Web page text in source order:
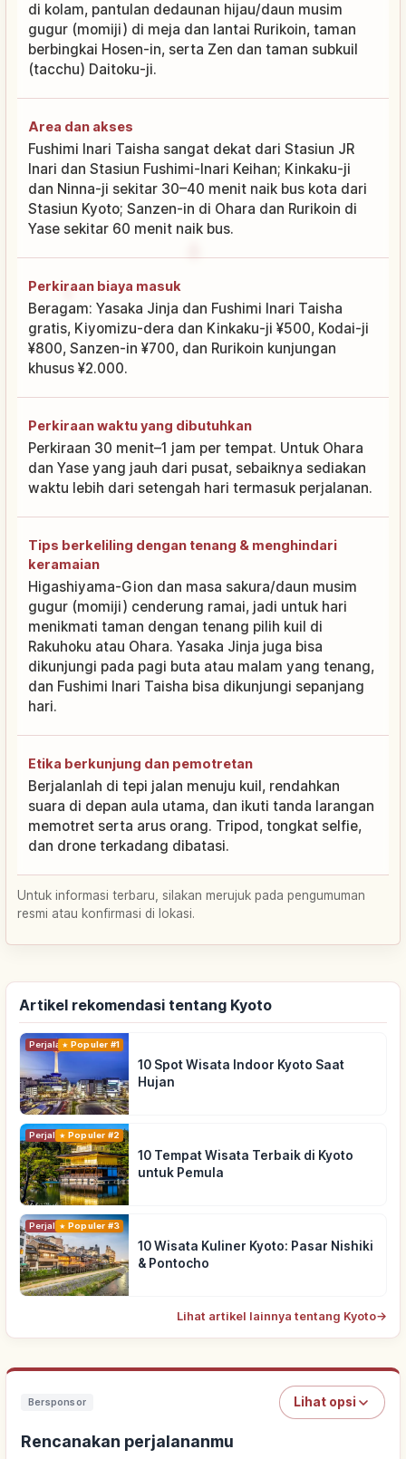
di kolam, pantulan dedaunan hijau/daun musim
gugur (momiji) di meja dan lantai Rurikoin, taman
berbingkai Hosen-in, serta Zen dan taman subkuil
(tacchu) Daitoku-ji.
Area dan akses
Fushimi Inari Taisha sangat dekat dari Stasiun JR
Inari dan Stasiun Fushimi-Inari Keihan; Kinkaku-ji
dan Ninna-ji sekitar 30–40 menit naik bus kota dari
Stasiun Kyoto; Sanzen-in di Ohara dan Rurikoin di
Yase sekitar 60 menit naik bus.
Perkiraan biaya masuk
Beragam: Yasaka Jinja dan Fushimi Inari Taisha
gratis, Kiyomizu-dera dan Kinkaku-ji ¥500, Kodai-ji
¥800, Sanzen-in ¥700, dan Rurikoin kunjungan
khusus ¥2.000.
Perkiraan waktu yang dibutuhkan
Perkiraan 30 menit–1 jam per tempat. Untuk Ohara
dan Yase yang jauh dari pusat, sebaiknya sediakan
waktu lebih dari setengah hari termasuk perjalanan.
Tips berkeliling dengan tenang & menghindari
keramaian
Higashiyama-Gion dan masa sakura/daun musim
gugur (momiji) cenderung ramai, jadi untuk hari
menikmati taman dengan tenang pilih kuil di
Rakuhoku atau Ohara. Yasaka Jinja juga bisa
dikunjungi pada pagi buta atau malam yang tenang,
dan Fushimi Inari Taisha bisa dikunjungi sepanjang
hari.
Etika berkunjung dan pemotretan
Berjalanlah di tepi jalan menuju kuil, rendahkan
suara di depan aula utama, dan ikuti tanda larangan
memotret serta arus orang. Tripod, tongkat selfie,
dan drone terkadang dibatasi.
Untuk informasi terbaru, silakan merujuk pada pengumuman
resmi atau konfirmasi di lokasi.
Artikel rekomendasi tentang Kyoto
PerjalananPopuler #1
10 Spot Wisata Indoor Kyoto Saat
Hujan
PerjalananPopuler #2
10 Tempat Wisata Terbaik di Kyoto
untuk Pemula
PerjalananPopuler #3
10 Wisata Kuliner Kyoto: Pasar Nishiki
& Pontocho
Lihat artikel lainnya tentang Kyoto→
Bersponsor Lihat opsi
Rencanakan perjalananmu